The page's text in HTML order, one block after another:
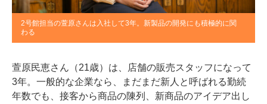
2号館担当の萱原さんは入社して3年。新製品の開発にも積極的に関
わる
萱原民恵さん（21歳）は、店舗の販売スタッフになって
3年。一般的な企業なら、まだまだ新人と呼ばれる勤続
年数でも、接客から商品の陳列、新商品のアイデア出し